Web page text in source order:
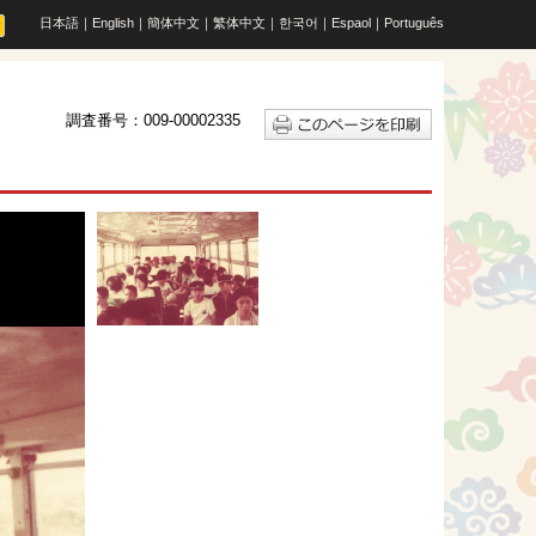
日本語 ｜ English ｜ 簡体中文 ｜ 繁体中文 ｜ 한국어 ｜ Espaol ｜ Português
調査番号：009-00002335